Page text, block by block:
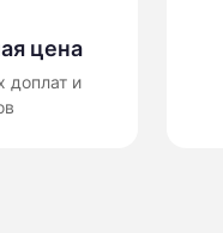
цена
доплат и